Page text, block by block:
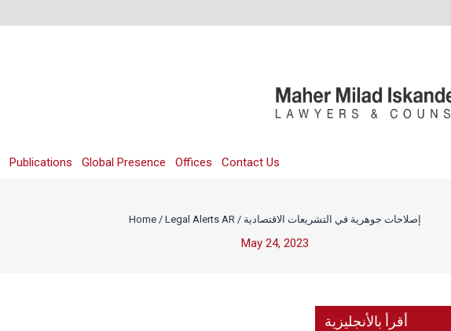
Publications Global Presence Offices Contact Us
Home / Legal Alerts AR / إصلاحات جوهرية في التشريعات الاقتصادية
May 24, 2023
أقرأ بالأنجليزية